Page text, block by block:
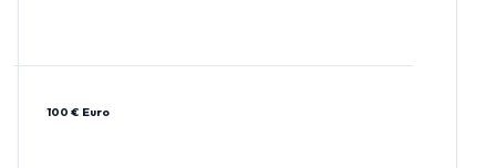
100 € Euro